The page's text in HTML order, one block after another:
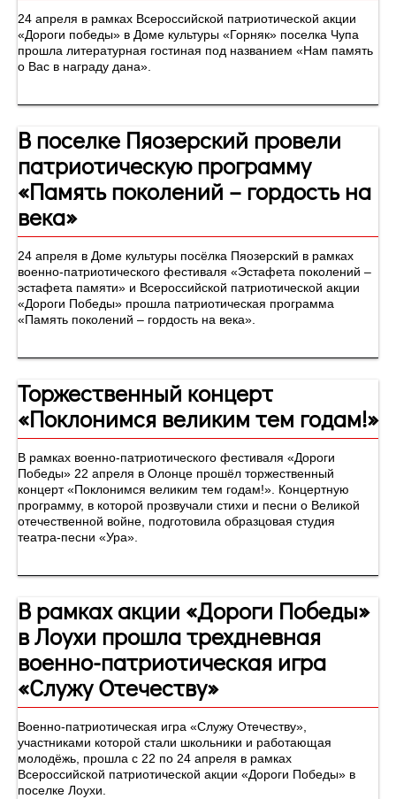
24 апреля в рамках Всероссийской патриотической акции
«Дороги победы» в Доме культуры «Горняк» поселка Чупа
прошла литературная гостиная под названием «Нам память
о Вас в награду дана».
В поселке Пяозерский провели
патриотическую программу
«Память поколений – гордость на
века»
24 апреля в Доме культуры посёлка Пяозерский в рамках
военно-патриотического фестиваля «Эстафета поколений –
эстафета памяти» и Всероссийской патриотической акции
«Дороги Победы» прошла патриотическая программа
«Память поколений – гордость на века».
Торжественный концерт
«Поклонимся великим тем годам!»
В рамках военно-патриотического фестиваля «Дороги
Победы» 22 апреля в Олонце прошёл торжественный
концерт «Поклонимся великим тем годам!». Концертную
программу, в которой прозвучали стихи и песни о Великой
отечественной войне, подготовила образцовая студия
театра-песни «Ура».
В рамках акции «Дороги Победы»
в Лоухи прошла трехдневная
военно-патриотическая игра
«Служу Отечеству»
Военно-патриотическая игра «Служу Отечеству»,
участниками которой стали школьники и работающая
молодёжь, прошла с 22 по 24 апреля в рамках
Всероссийской патриотической акции «Дороги Победы» в
поселке Лоухи.